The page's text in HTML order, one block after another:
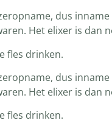
dus
Het elixer is
fles drinken.
dus
Het elixer is
fles drinken.